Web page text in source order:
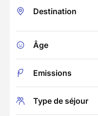
Destination
Âge
Emissions
Type de séjour